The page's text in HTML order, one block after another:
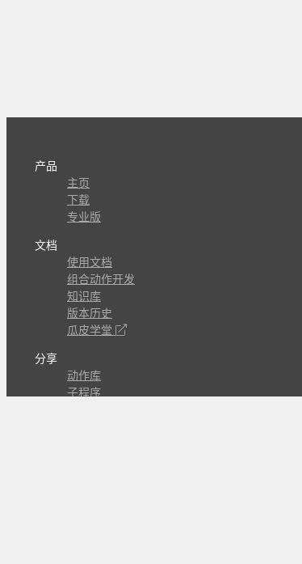
产品
主页
下载
专业版
文档
使用文档
组合动作开发
知识库
版本历史
瓜皮学堂
分享
动作库
子程序